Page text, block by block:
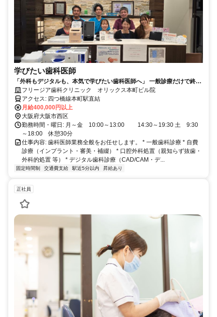
学びたい歯科医師
「外科もデジタルも、本気で学びたい歯科医師へ」 一般診療だけで終わ
らない、次のステージを目指せる歯科医院です。
フリージア歯科クリニック オリックス本町ビル院
アクセス: 四つ橋線本町駅直結
月給400,000円以上
大阪府大阪市西区
勤務時間・曜日: 月～金 10:00～13:00 14:30～19:30 土 9:30
～18:00 休憩30分
仕事内容: 歯科医師業務全般をお任せします。 * 一般歯科診療 * 自費
診療（インプラント・審美・補綴） * 口腔外科処置（親知らず抜歯・
外科的処置 等） * デジタル歯科診療（CAD/CAM・デ...
固定時間制 交通費支給 駅近5分以内 昇給あり
正社員